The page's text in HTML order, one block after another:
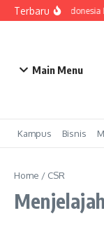
Lewati ke konten
Terbaru
SHARP Indonesia
Main Menu
Kampus Bisnis
Home / CSR